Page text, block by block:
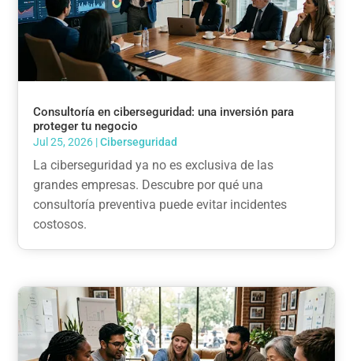
Consultoría en ciberseguridad: una inversión para
proteger tu negocio
Jul 25, 2026 |Ciberseguridad
La ciberseguridad ya no es exclusiva de las
grandes empresas. Descubre por qué una
consultoría preventiva puede evitar incidentes
costosos.